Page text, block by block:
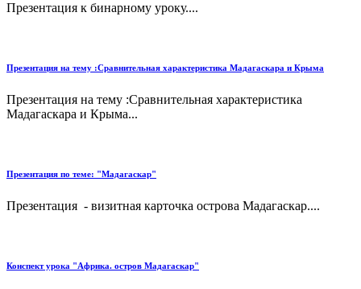
Презентация к бинарному уроку....
Презентация на тему :Сравнительная характеристика Мадагаскара и Крыма
Презентация на тему :Сравнительная характеристика
Мадагаскара и Крыма...
Презентация по теме: "Мадагаскар"
Презентация - визитная карточка острова Мадагаскар....
Конспект урока "Африка. остров Мадагаскар"